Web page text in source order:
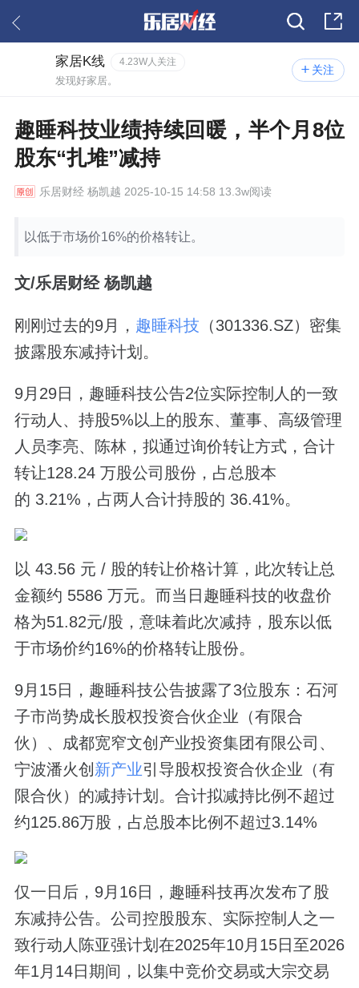
关注
家居K线 4.23W人关注
发现好家居。
趣睡科技业绩持续回暖，半个月8位
股东“扎堆”减持
乐居财经杨凯越 2025-10-15 14:58 13.3w阅读
以低于市场价16%的价格转让。
文/乐居财经 杨凯越
刚刚过去的9月， 趣睡科技 （301336.SZ）密集
披露股东减持计划。
9月29日，趣睡科技公告2位实际控制人的一致
行动人、持股5%以上的股东、董事、高级管理
人员李亮、陈林，拟通过询价转让方式，合计
转让128.24 万股公司股份，占总股本
的 3.21%，占两人合计持股的 36.41%。
以 43.56 元 / 股的转让价格计算，此次转让总
金额约 5586 万元。而当日趣睡科技的收盘价
格为51.82元/股，意味着此次减持，股东以低
于市场价约16%的价格转让股份。
9月15日，趣睡科技公告披露了3位股东：石河
子市尚势成长股权投资合伙企业（有限合
伙）、成都宽窄文创产业投资集团有限公司、
宁波潘火创 新产业引导股权投资合伙企业（有
限合伙）的减持计划。合计拟减持比例不超过
约125.86万股，占总股本比例不超过3.14%
仅一日后，9月16日，趣睡科技再次发布了股
东减持公告。公司控股股东、实际控制人之一
致行动人陈亚强计划在2025年10月15日至2026
年1月14日期间，以集中竞价交易或大宗交易